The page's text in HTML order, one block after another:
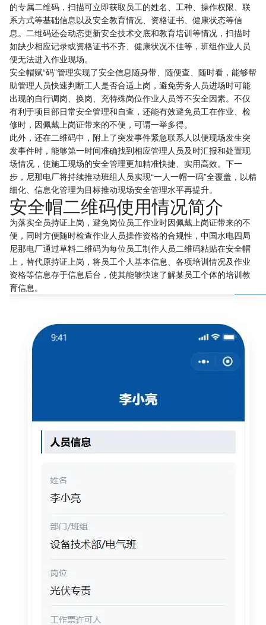
的专属二维码，扫描可立即获取员工的姓名、工种、操作权限、联
系方式等基础信息以及安全教育情况、资格证书、健康状态等信
息。二维码还会动态更新安全技术交底和教育培训等情况，扫描时
如缺少相应记录或资格证书不齐、健康状况不佳等，班组作业人员
便无法进入作业现场。
安全帽赋“码”管理实现了安全信息随身带、随便查、随时看，能够帮
助管理人员快速判断工人是否合适上岗，避免劳务人员进场时可能
出现的自行调岗、换岗、充特殊岗位作业人员等不安全因素。不仅
有利于项目部日常安全管理和自查，还能有效避免员工在作业、检
修时，因佩戴上岗证带来的不便，可谓一举多得。
此外，还在二维码中，附上了突发事件紧急联系人以便现场发生突
发事件时，能够第一时间准确找到相应管理人员及时汇报和处置现
场情况，使施工现场的安全管理更加精准快捷、实用高效。下一
步，尼那电厂将持续推动班组人员实现“一人一帽一码”全覆盖，以精
细化、信息化管理为目标推动现场安全管理水平再提升。
安全帽二维码使用情况简介
为落实全员持证上岗，避免岗位员工作业时因佩戴上岗证带来的不
便，同时方便随时检查作业人员操作资格的合规性，中国水电四局
尼那电厂通过草料二维码为每位员工制作人员二维码粘贴在安全帽
上，替代原持证上岗，将员工个人基本信息、各项培训情况及作业
资格等信息存于信息后台，使其能够快速了解某员工个体的培训教
育信息。